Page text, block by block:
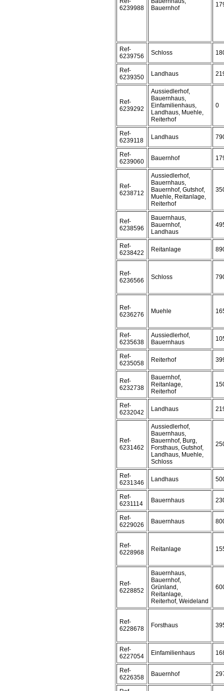
6239988
Bauernhof
Ref-
6239756
Schloss
Ref-
6239350
Landhaus
Ref-
6239292
Aussiedlerhof,
Bauernhaus,
Einfamilienhaus,
Landhaus, Muehle,
Reiterhof
0
Ref-
6239118
Landhaus
Ref-
6239060
Bauernhof
Ref-
6238712
Aussiedlerhof,
Bauernhaus,
Bauernhof, Gutshof,
Muehle, Reitanlage,
Reiterhof
Ref-
6238596
Bauernhaus,
Bauernhof,
Landhaus
Ref-
6238422
Reitanlage
Ref-
6236566
Schloss
Ref-
6236276
Muehle
Ref-
6235638
Aussiedlerhof,
Bauernhaus
Ref-
6235058
Reiterhof
Ref-
6232738
Bauernhof,
Reitanlage,
Reiterhof
Ref-
6232042
Landhaus
Ref-
6231462
Aussiedlerhof,
Bauernhaus,
Bauernhof, Burg,
Forsthaus, Gutshof,
Landhaus, Muehle,
Schloss
Ref-
6231346
Landhaus
Ref-
6231114
Bauernhaus
Ref-
6229026
Bauernhaus
Ref-
6228968
Reitanlage
Ref-
6228852
Bauernhaus,
Bauernhof,
Grünland,
Reitanlage,
Reiterhof, Weideland
Ref-
6228678
Forsthaus
Ref-
6227054
Einfamilienhaus
Ref-
6226358
Bauernhof